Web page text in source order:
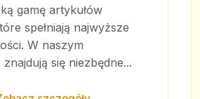
gamę artykułów
spełniają najwyższe
W naszym
się niezbędne...